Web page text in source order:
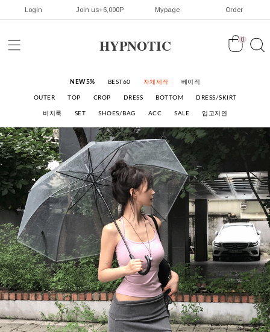
Login Join us+6,000P Mypage Order
HYPNOTIC 0
NEW5% BEST60 자체제작 베이직
OUTER TOP CROP DRESS BOTTOM DRESS/SKIRT
비치룩 SET SHOES/BAG ACC SALE 입고지연